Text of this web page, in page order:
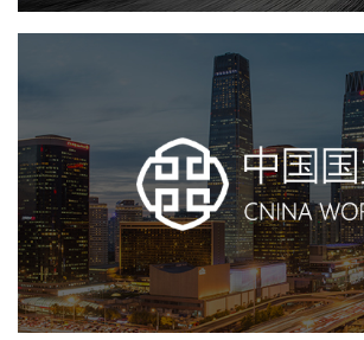
中国国贸
网站建设 商业地产 电商网站